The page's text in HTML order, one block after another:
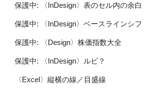
保護中: 〈InDesign〉表のセル内の余白
保護中: 〈InDesign〉ベースラインシ
保護中: 〈Design〉株価指数大全
保護中: 〈InDesign〉ルビ？
〈Excel〉縦横の線／目盛線